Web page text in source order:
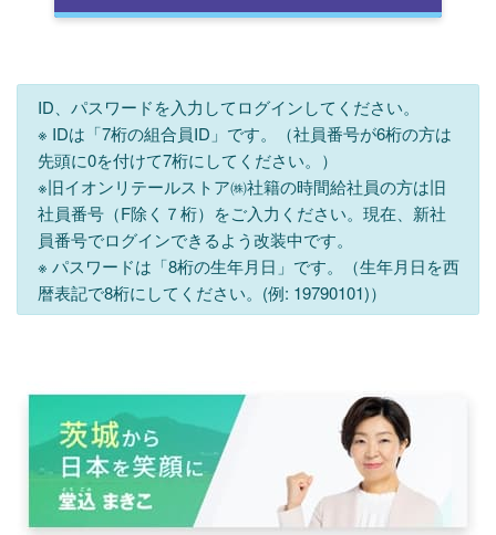
ID、パスワードを入力してログインしてください。
※ IDは「7桁の組合員ID」です。（社員番号が6桁の方は
先頭に0を付けて7桁にしてください。）
※旧イオンリテールストア㈱社籍の時間給社員の方は旧
社員番号（F除く７桁）をご入力ください。現在、新社
員番号でログインできるよう改装中です。
※ パスワードは「8桁の生年月日」です。（生年月日を西
暦表記で8桁にしてください。(例: 19790101)）